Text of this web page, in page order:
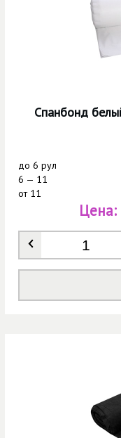
Спанбонд
до 6 рул
6 — 11
от11
Количество
Цена: